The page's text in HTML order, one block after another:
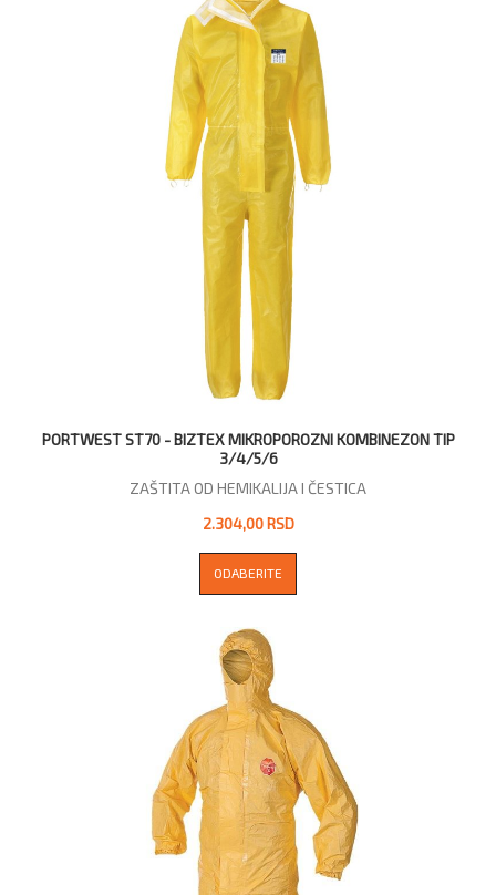
PORTWEST ST70 - BIZTEX MIKROPOROZNI KOMBINEZON TIP
3/4/5/6
ZAŠTITA OD HEMIKALIJA I ČESTICA
2.304,00 RSD
ODABERITE